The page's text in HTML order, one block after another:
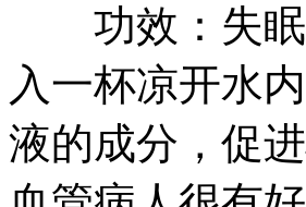
功效：失眠
入一杯凉开水
液的成分，促